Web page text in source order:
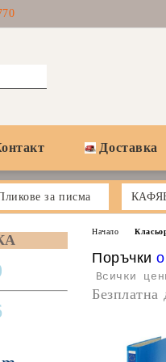
Доставка
за писма
Начало
Поръчки
Всички
Безплатна